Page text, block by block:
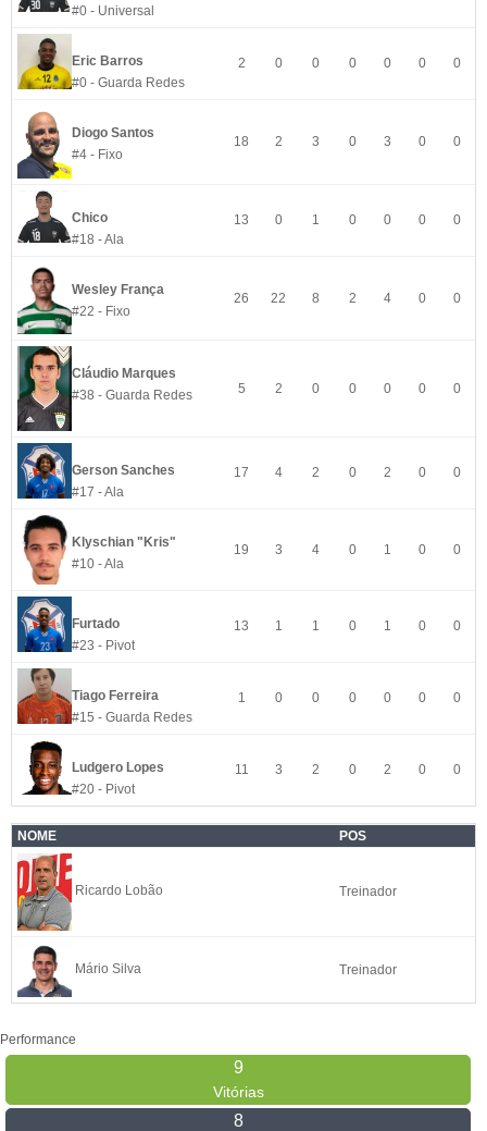
#0 - Universal
Eric Barros
#0 - Guarda Redes
2 0 0 0 0 0 0
Diogo Santos
#4 - Fixo
18 2 3 0 3 0 0
Chico
#18 - Ala
13 0 1 0 0 0 0
Wesley França
#22 - Fixo
26 22 8 2 4 0 0
Cláudio Marques
#38 - Guarda Redes
5 2 0 0 0 0 0
Gerson Sanches
#17 - Ala
17 4 2 0 2 0 0
Klyschian "Kris"
#10 - Ala
19 3 4 0 1 0 0
Furtado
#23 - Pivot
13 1 1 0 1 0 0
Tiago Ferreira
#15 - Guarda Redes
1 0 0 0 0 0 0
Ludgero Lopes
#20 - Pivot
11 3 2 0 2 0 0
NOME POS
Ricardo Lobão Treinador
Mário Silva Treinador
Performance
9
Vitórias
8